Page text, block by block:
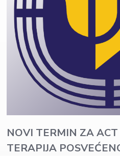
NOVI TERMIN ZA
TERAPIJA